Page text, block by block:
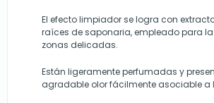
El efecto limpiador se logra con
raíces de saponaria, empleado para
zonas delicadas.
Están ligeramente perfumadas y
agradable olor fácilmente asociable a